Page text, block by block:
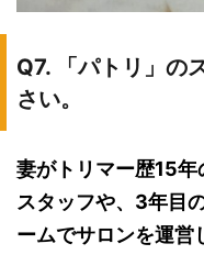
Q7. 「パトリ」の
さい。
妻がトリマー歴15
スタッフや、3年目
ームでサロンを運営